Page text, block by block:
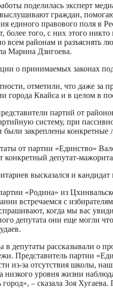
поделилась эксперт
граждан,
единого правового поля в
более того, с них этого
всем районам и
Марина Дзигоева.
о принимаемых законах
отметили, что даже
города Квайса и в целом в
партий от
систему, при
были закреплены
от партии «Единство»
конкретный депутат-
высказался и
«Родина» из
встречаемся с
когда мы вас
депутата они еще могли
депутаты рассказывали о
Представитель партии
из-за отсутствия школы,
низкого уровня жизни
город», – сказала Зоя